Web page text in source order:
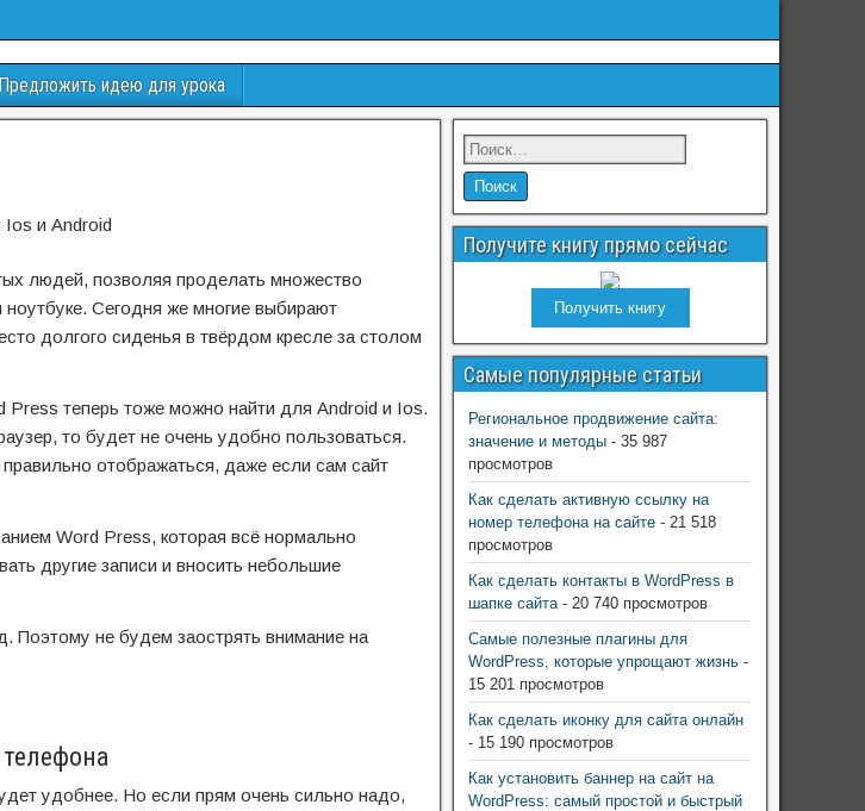
Предложить идею для урока
и Android
людей, позволяя проделать множество
Сегодня же многие выбирают
долгого сиденья в твёрдом кресле за столом
теперь тоже можно найти для Android и Ios.
то будет не очень удобно пользоваться.
отображаться, даже если сам сайт
Word Press, которая всё нормально
другие записи и вносить небольшие
Поэтому не будем заострять внимание на
удобнее. Но если прям очень сильно надо,
Получите книгу прямо сейчас
Получить книгу
Самые популярные статьи
Региональное продвижение сайта:
значение и методы - 35 987
просмотров
Как сделать активную ссылку на
номер телефона на сайте - 21 518
просмотров
Как сделать контакты в WordPress в
шапке сайта- 20 740 просмотров
Самые полезные плагины для
WordPress, которые упрощают жизнь -
15 201 просмотров
Как сделать иконку для сайта онлайн
- 15 190 просмотров
Как установить баннер на сайт на
WordPress: самый простой и быстрый